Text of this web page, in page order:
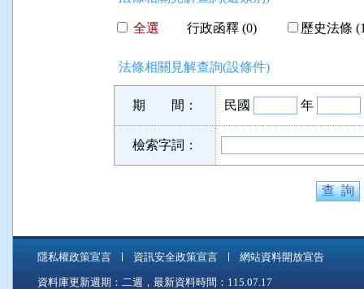
全選 行政函釋 (0) 歷史法條
法條相關見解查詢(設條件)
期 間： 民國 年
檢索字詞：
隱私權政策宣言 資訊安全政策宣言 網站資料開放宣告
資料庫更新週期：二週，最新資料時間：115.07.17